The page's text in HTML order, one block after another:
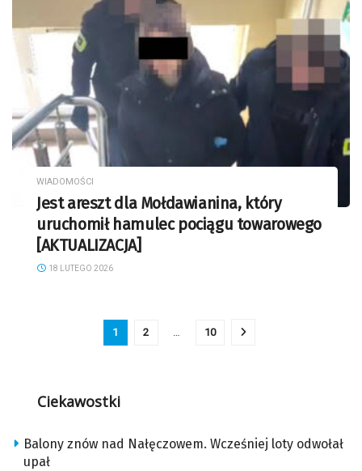
WIADOMOŚCI
Jest areszt dla Mołdawianina, który
uruchomił hamulec pociągu towarowego
[AKTUALIZACJA]
18 LUTEGO 2026
1 2 … 10
Ciekawostki
Balony znów nad Nałęczowem. Wcześniej loty odwołał
upał